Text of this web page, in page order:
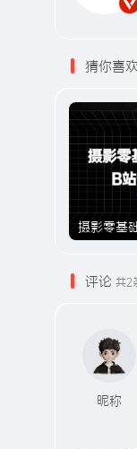
猜你喜欢
评论 共2
昵称